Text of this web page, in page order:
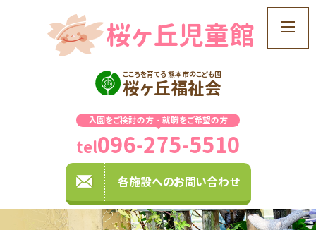
t
o
a
t
桜ヶ丘児童館
こころを育てる 熊本市のこども園
桜ヶ丘福祉会
入園をご検討の方・就職をご希望の方
tel096-275-5510
各施設へのお問い合わせ